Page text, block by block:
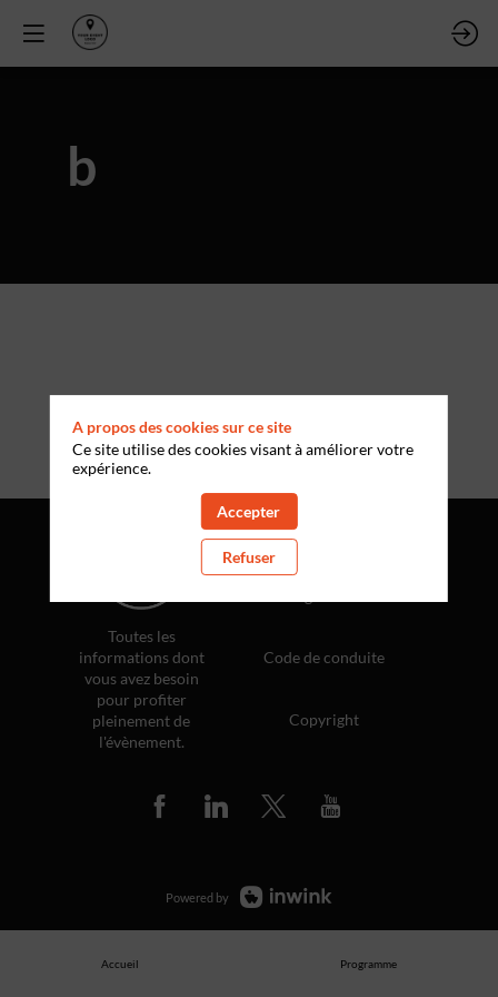
b
Toutes les
informations dont
vous avez besoin
pour profiter
pleinement de
l'évènement.
Politique de confidentialité
Code de conduite
Copyright
Powered by
Accueil Programme
A propos des cookies sur ce site
Ce site utilise des cookies visant à améliorer votre
expérience.
Accepter
Refuser